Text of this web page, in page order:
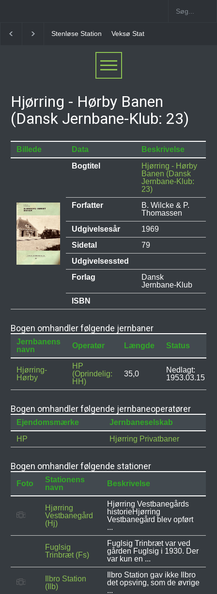
Stenløse Station Veksø Station
Hjørring - Hørby Banen
(Dansk Jernbane-Klub: 23)
Billede Data
Beskrivelse
Bogtitel
Hjørring - Hørby
Banen (Dansk
Jernbane-Klub:
23)
Forfatter
B. Wilcke & P.
Thomassen
Udgivelsesår
1969
Sidetal
79
Udgivelsessted
Forlag
Dansk
Jernbane-Klub
ISBN
Bogen omhandler følgende jernbaner
Jernbanens
navn
Operatør Længde Status
Hjørring-
Hørby
HP
(Oprindelig:
HH)
35,0
Nedlagt:
1953.03.15
Bogen omhandler følgende jernbaneoperatører
Ejendomsmærke
Jernbaneselskab
HP
Hjørring Privatbaner
Bogen omhandler følgende stationer
Foto
Stationens
navn
Beskrivelse
Hjørring
Vestbanegård
(Hj)
Hjørring Vestbanegårds
historieHjørring
Vestbanegård blev opført
...
Fuglsig
Trinbræt (Fs)
Fuglsig Trinbræt var ved
gården Fuglsig i 1930. Der
var kun en ...
Ilbro Station
(Ilb)
Ilbro Station gav ikke Ilbro
det opsving, som de øvrige
...